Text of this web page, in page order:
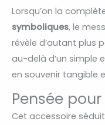
Lorsqu’on la
symboliques, le
révèle d’autant plus
au-delà d’un simple
en souvenir tangible
Pensée
Cet accessoire